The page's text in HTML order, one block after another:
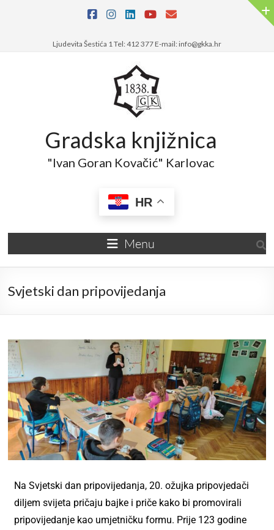
Ljudevita Šestića 1 Tel: 412 377 E-mail: info@gkka.hr
Gradska knjižnica
"Ivan Goran Kovačić" Karlovac
HR
Menu
Svjetski dan pripovijedanja
Na Svjetski dan pripovijedanja, 20. ožujka pripovjedači
diljem svijeta pričaju bajke i priče kako bi promovirali
pripovijedanje kao umjetničku formu. Prije 123 godine